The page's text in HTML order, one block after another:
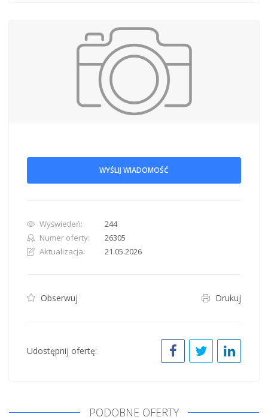
WYŚLIJ WIADOMOŚĆ
Wyświetleń:
244
Numer oferty:
26305
Aktualizacja:
21.05.2026
Obserwuj Drukuj
Udostępnij ofertę:
PODOBNE OFERTY